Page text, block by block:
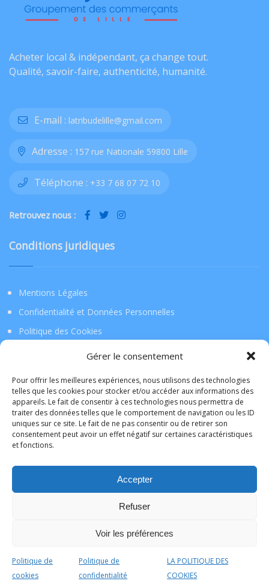
Gérer le consentement
Pour offrir les meilleures expériences, nous utilisons des technologies
telles que les cookies pour stocker et/ou accéder aux informations des
appareils. Le fait de consentir à ces technologies nous permettra de
traiter des données telles que le comportement de navigation ou les ID
uniques sur ce site. Le fait de ne pas consentir ou de retirer son
consentement peut avoir un effet négatif sur certaines caractéristiques
et fonctions.
Accepter
Refuser
Voir les préférences
Politique de
cookies
Politique de
confidentialité
LA POLITIQUE DES
COOKIES
Acheter local & indépendant, ça change tout.
Qualité, savoir-faire, authenticité, humanité.
E-mail : latribudelille@gmail.com
Adresse : 157 rue Nationale 59800 Lille
Téléphone : +33 7 68 07 72 10
Retrouvez nous :
Conditions juridiques
Mentions Légales
Confidentialité et Données Personnelles
Politique des Cookies
Téléchargez l’application !
La Tribu de Lille
L'application mobile de la TribudeLille sera bientôt
vous permettra l'accès à vos commerçants de manière